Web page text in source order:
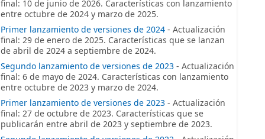
final: 10 de junio de 2026. Características con lanzamiento
entre octubre de 2024 y marzo de 2025.
Primer lanzamiento de versiones de 2024 - Actualización
final: 29 de enero de 2025. Características que se lanzan
de abril de 2024 a septiembre de 2024.
Segundo lanzamiento de versiones de 2023 - Actualización
final: 6 de mayo de 2024. Características con lanzamiento
entre octubre de 2023 y marzo de 2024.
Primer lanzamiento de versiones de 2023 - Actualización
final: 27 de octubre de 2023. Características que se
publicarán entre abril de 2023 y septiembre de 2023.